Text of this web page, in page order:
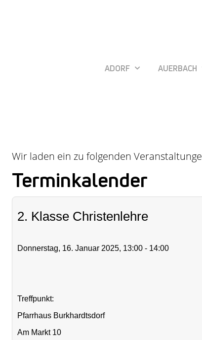
ADORF AUERBACH
Wir laden ein zu folgenden
Terminkalender
2. Klasse Christenlehre
Donnerstag, 16. Januar 2025, 13:00 - 14:00
Treffpunkt:
Pfarrhaus Burkhardtsdorf
Am Markt 10